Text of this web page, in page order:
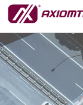
16/7/2026
Axiomtek、車載
ファンレス組込
詳細